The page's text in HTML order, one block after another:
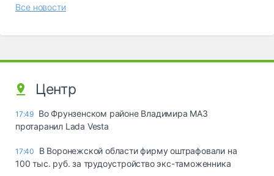
Все новости
Центр
17:49 Во Фрунзенском районе Владимира МАЗ
протаранил Lada Vesta
17:40
В Воронежской области фирму оштрафовали на
100 тыс. руб. за трудоустройство экс-таможенника